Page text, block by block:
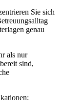
Sie sich
genau
als nur
sind,